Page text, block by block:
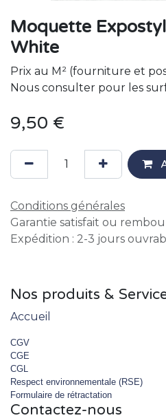
Moquette
White
Prix au M² (fourniture et
Nous consulter pour les
9,50 €
Conditions générales
Garantie satisfait ou
Expédition : 2-3 jours
Nos produits &
Accueil
CGV
CGE
CGL
Respect environnementale (RSE)
Formulaire de rétractation
Contactez-nous